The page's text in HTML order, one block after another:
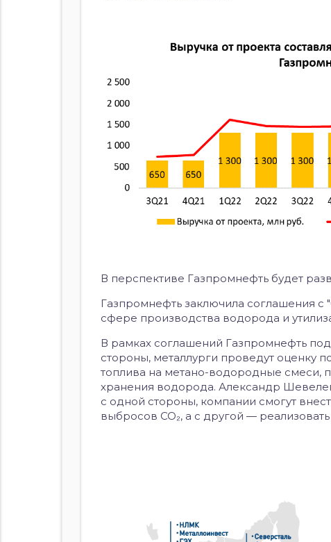
В перспективе Газпромнефть будет
Газпромнефть заключила соглашения
сфере производства водорода и
В рамках соглашений Газпромнефть
стороны, металлурги проведут оценку
топлива на метано-водородные смеси,
хранения водорода. Александр
с одной стороны, компании смогут
выбросов CO₂, а с другой —